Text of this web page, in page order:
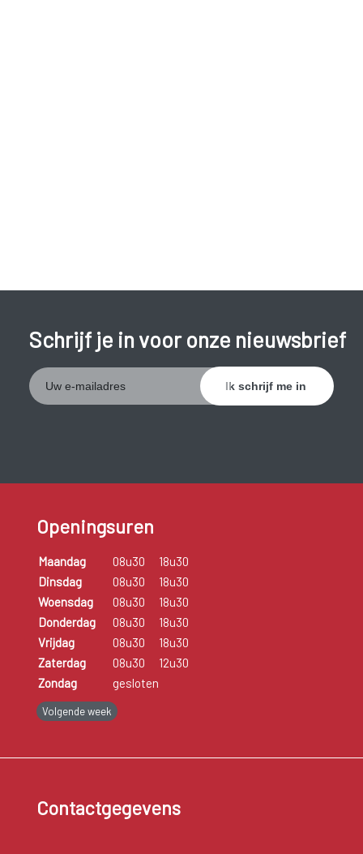
Schrijf je in voor onze nieuwsbrief
Openingsuren
Maandag 08u30
18u30
Dinsdag
08u30
18u30
Woensdag
08u30
18u30
Donderdag
08u30
18u30
Vrijdag
08u30
18u30
Zaterdag
08u30
12u30
Zondag
gesloten
Volgende week
Contactgegevens